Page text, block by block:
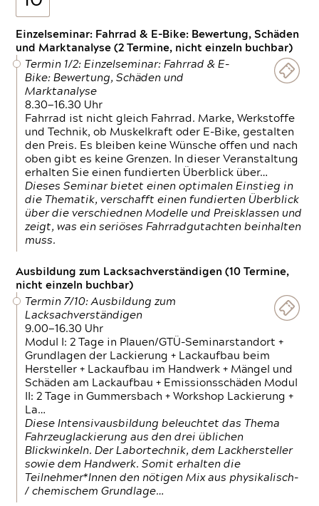
Einzelseminar: Fahrrad & E-Bike: Bewertung, Schäden
und Marktanalyse (2 Termine, nicht einzeln buchbar)
Termin 1/2: Einzelseminar: Fahrrad & E-
Bike: Bewertung, Schäden und
Marktanalyse
8.30—16.30 Uhr
Fahrrad ist nicht gleich Fahrrad. Marke, Werkstoffe
und Technik, ob Muskelkraft oder E-Bike, gestalten
den Preis. Es bleiben keine Wünsche offen und nach
oben gibt es keine Grenzen. In dieser Veranstaltung
erhalten Sie einen fundierten Überblick über…
Dieses Seminar bietet einen optimalen Einstieg in
die Thematik, verschafft einen fundierten Überblick
über die verschiednen Modelle und Preisklassen und
zeigt, was ein seriöses Fahrradgutachten beinhalten
muss.
Ausbildung zum Lacksachverständigen (10 Termine,
nicht einzeln buchbar)
Termin 7/10: Ausbildung zum
Lacksachverständigen
9.00—16.30 Uhr
Modul I: 2 Tage in Plauen/GTÜ-Seminarstandort +
Grundlagen der Lackierung + Lackaufbau beim
Hersteller + Lackaufbau im Handwerk + Mängel und
Schäden am Lackaufbau + Emissionsschäden Modul
II: 2 Tage in Gummersbach + Workshop Lackierung +
La…
Diese Intensivausbildung beleuchtet das Thema
Fahrzeuglackierung aus den drei üblichen
Blickwinkeln. Der Labortechnik, dem Lackhersteller
sowie dem Handwerk. Somit erhalten die
Teilnehmer*Innen den nötigen Mix aus physikalisch-
/ chemischem Grundlage…